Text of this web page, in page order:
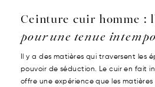
Ceinture cuir homme :
pour une tenue
Il y a des matières qui traversent les
pouvoir de séduction. Le cuir en fait
offre une expérience que les matières